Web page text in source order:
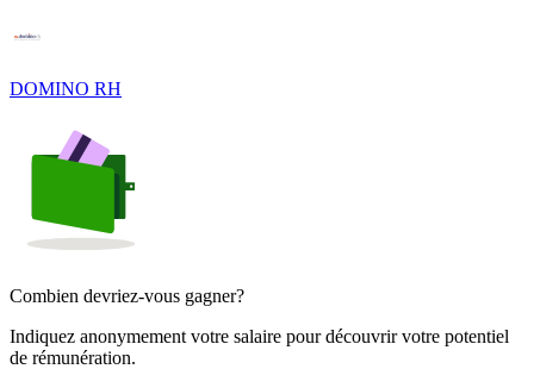
DOMINO RH
Combien devriez-vous gagner?
Indiquez anonymement votre salaire pour découvrir votre potentiel
de rémunération.